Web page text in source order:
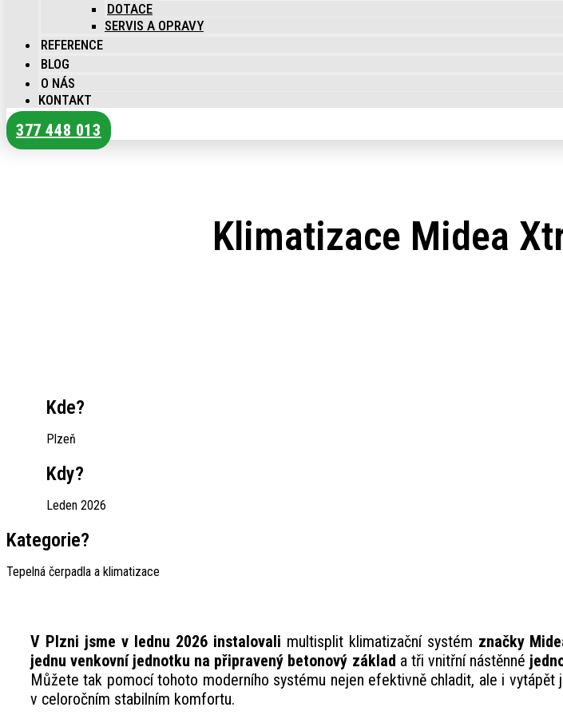
DOTACE
SERVIS A OPRAVY
REFERENCE
BLOG
O NÁS
KONTAKT
377 448 013
Klimatizace Midea
Kde?
Plzeň
Kdy?
Leden 2026
Kategorie?
Tepelná čerpadla a klimatizace
V Plzni jsme v lednu 2026 instalovali multisplit klimatizační systém značky
jednu venkovní jednotku na připravený betonový základ a tři vnitřní nástěnné
Můžete tak pomocí tohoto moderního systému nejen efektivně chladit, ale i vytápět
v celoročním stabilním komfortu.